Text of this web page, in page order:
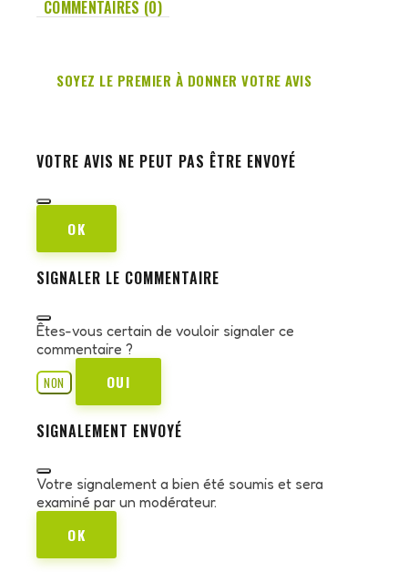
COMMENTAIRES (0)
SOYEZ LE PREMIER À DONNER VOTRE AVIS
VOTRE AVIS NE PEUT PAS ÊTRE ENVOYÉ
OK
SIGNALER LE COMMENTAIRE
Êtes-vous certain de vouloir signaler ce
commentaire ?
NON
OUI
SIGNALEMENT ENVOYÉ
Votre signalement a bien été soumis et sera
examiné par un modérateur.
OK